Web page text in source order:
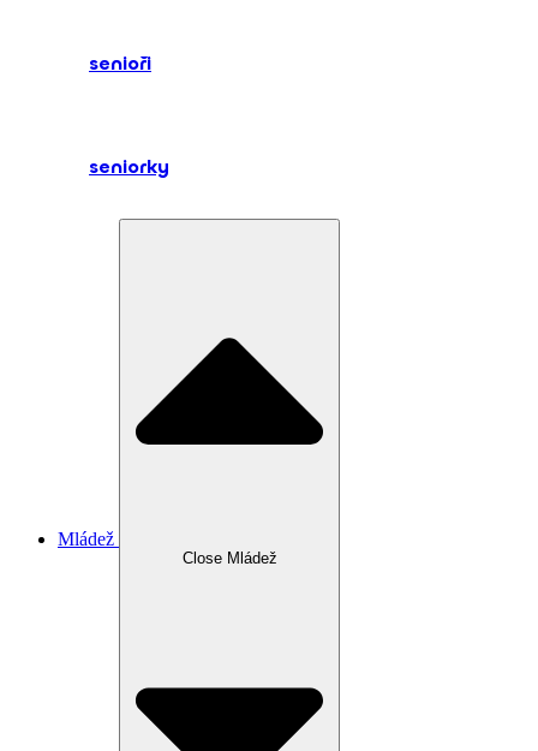
senioři
seniorky
Mládež
Close Mládež